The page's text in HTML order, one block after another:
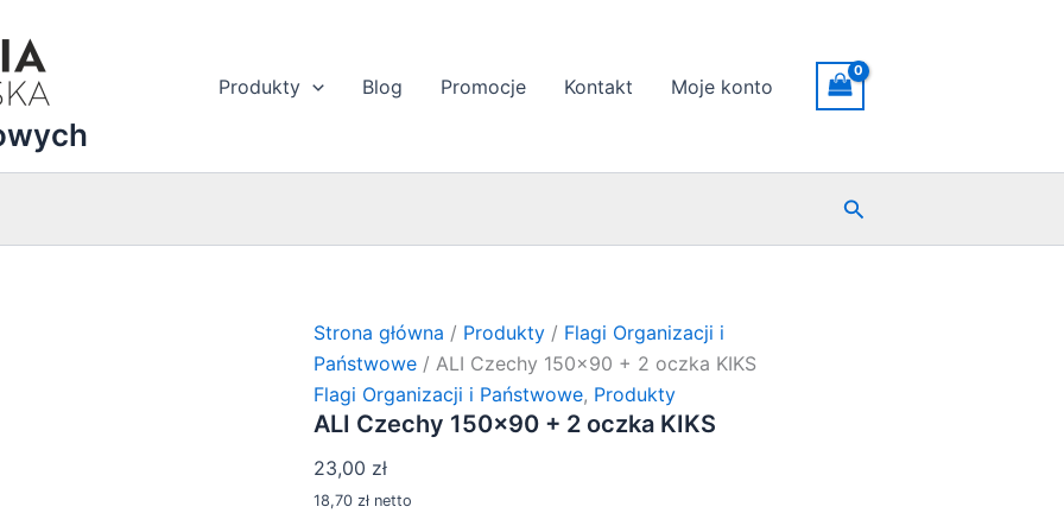
Produkty Blog Promocje Kontakt Moje konto
Szukaj
Strona główna / Produkty / Flagi Organizacji i
Państwowe / ALI Czechy 150×90 + 2 oczka KIKS
Flagi Organizacji i Państwowe, Produkty
ALI Czechy 150×90 + 2 oczka KIKS
23,00 zł
18,70zł netto